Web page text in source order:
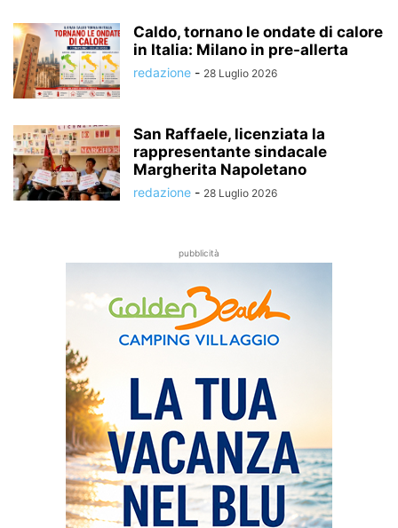
Caldo, tornano le ondate di calore
in Italia: Milano in pre-allerta
redazione - 28 Luglio 2026
San Raffaele, licenziata la
rappresentante sindacale
Margherita Napoletano
redazione - 28 Luglio 2026
pubblicità